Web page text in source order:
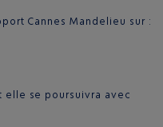
Cannes Mandelieu sur :
se poursuivra avec